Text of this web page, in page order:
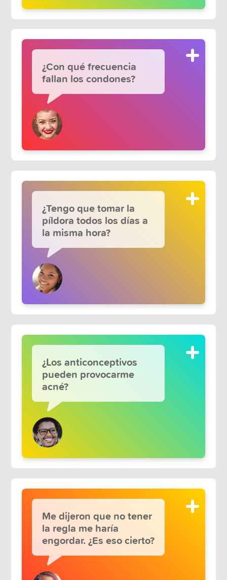
¿Con qué frecuencia
fallan los condones?
¿Tengo que tomar la
píldora todos los días a
la misma hora?
¿Los anticonceptivos
pueden provocarme
acné?
Me dijeron que no tener
la regla me haría
engordar. ¿Es eso cierto?